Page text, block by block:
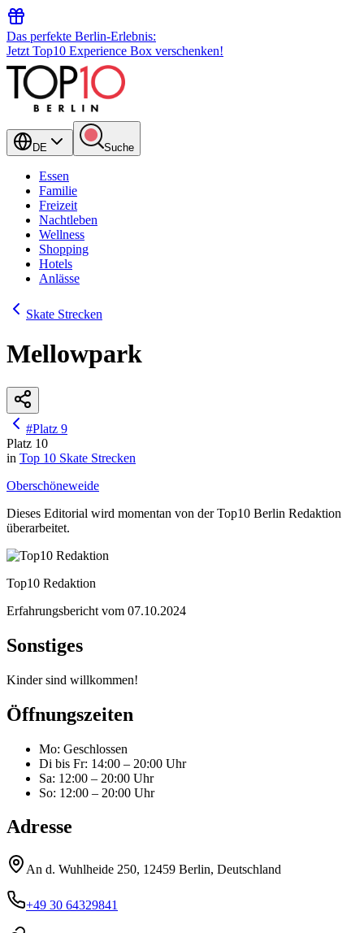
Das perfekte Berlin-Erlebnis:
Jetzt Top10 Experience Box verschenken!
DE Suche
Essen
Familie
Freizeit
Nachtleben
Wellness
Shopping
Hotels
Anlässe
Skate Strecken
Mellowpark
#Platz 9
Platz 10
in Top 10 Skate Strecken
Oberschöneweide
Dieses Editorial wird momentan von der Top10 Berlin Redaktion
überarbeitet.
Top10 Redaktion
Erfahrungsbericht vom 07.10.2024
Sonstiges
Kinder sind willkommen!
Öffnungszeiten
Mo: Geschlossen
Di bis Fr: 14:00 – 20:00 Uhr
Sa: 12:00 – 20:00 Uhr
So: 12:00 – 20:00 Uhr
Adresse
An d. Wuhlheide 250, 12459 Berlin, Deutschland
+49 30 64329841